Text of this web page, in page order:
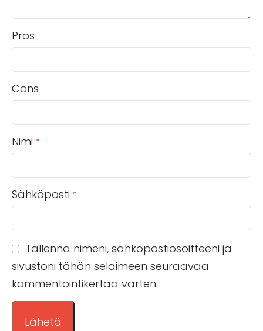
Pros
Cons
Nimi *
Sähköposti *
Tallenna nimeni, sähköpostiosoitteeni ja
sivustoni tähän selaimeen seuraavaa
kommentointikertaa varten.